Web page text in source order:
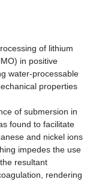
of lithium
in positive
water-processable
properties
of submersion in
found to facilitate
and nickel ions
impedes the use
resultant
rendering